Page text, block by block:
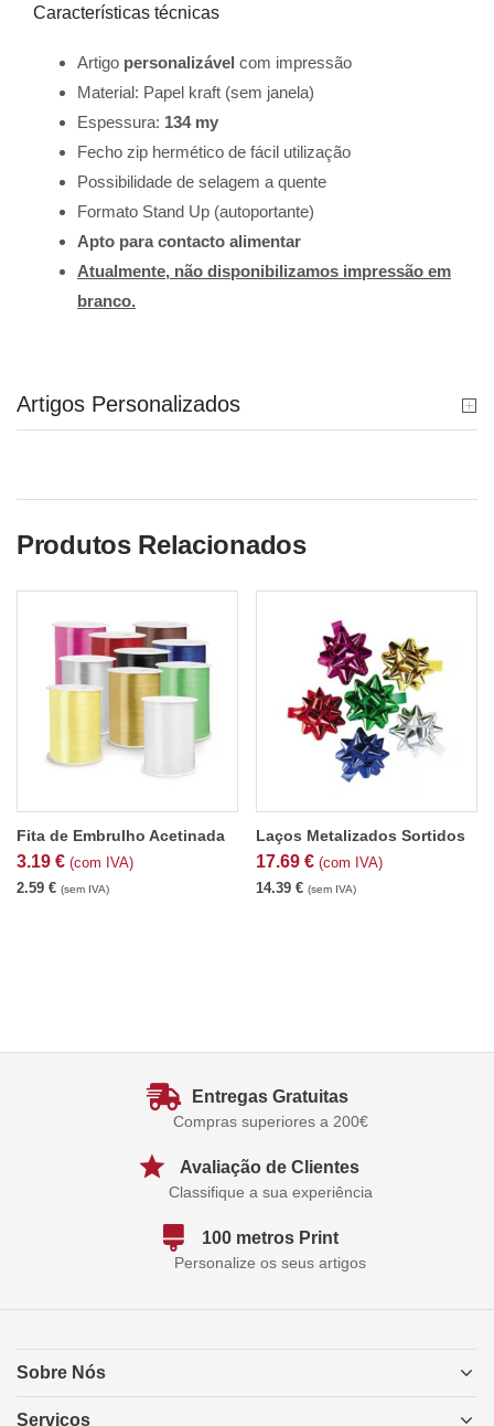
Características técnicas
Artigo personalizável com impressão
Material: Papel kraft (sem janela)
Espessura: 134 my
Fecho zip hermético de fácil utilização
Possibilidade de selagem a quente
Formato Stand Up (autoportante)
Apto para contacto alimentar
Atualmente, não disponibilizamos impressão em
branco.
Artigos Personalizados
Produtos Relacionados
Fita de Embrulho Acetinada
3.19 € (com IVA)
2.59 € (sem IVA)
Laços Metalizados Sortidos
17.69 € (com IVA)
14.39 € (sem IVA)
Entregas Gratuitas
Compras superiores a 200€
Avaliação de Clientes
Classifique a sua experiência
100 metros Print
Personalize os seus artigos
Sobre Nós
Serviços